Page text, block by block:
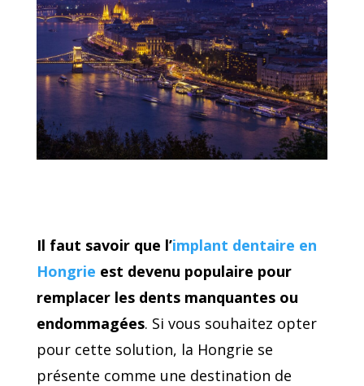
Il faut savoir que l’implant dentaire en
Hongrie est devenu populaire pour
remplacer les dents manquantes ou
endommagées. Si vous souhaitez opter
pour cette solution, la Hongrie se
présente comme une destination de